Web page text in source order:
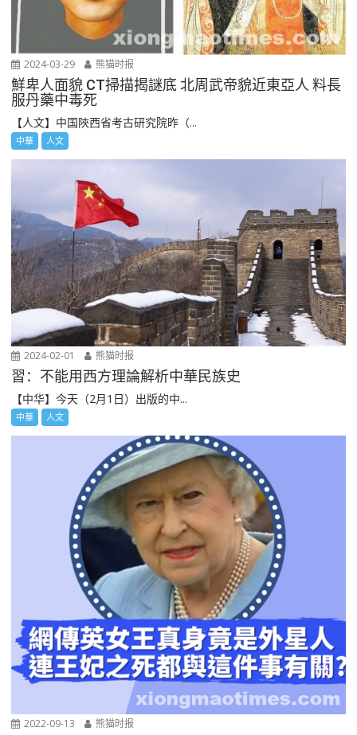
2024-03-29 熊猫时报
鮮卑人面貌 CT掃描揭謎底 北周武帝貌近東亞人 料長
服丹藥中毒死
【人文】中国陜西省考古研究院昨（...
中華 人文
2024-02-01 熊猫时报
習：不能用西方理論解析中華民族史
【中华】今天（2月1日）出版的中...
中華 人文
2022-09-13 熊猫时报